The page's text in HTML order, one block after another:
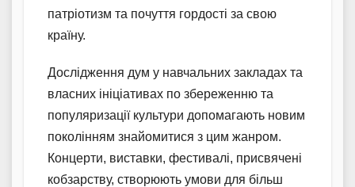
патріотизм та почуття гордості за свою
країну.
Дослідження дум у навчальних закладах та
власних ініціативах по збереженню та
популяризації культури допомагають новим
поколінням знайомитися з цим жанром.
Концерти, виставки, фестивалі, присвячені
кобзарству, створюють умови для більш